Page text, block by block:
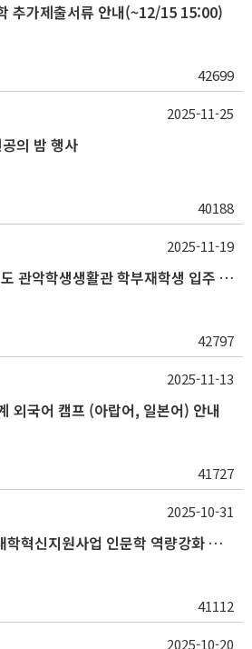
추가제출서류 안내(~12/15 15:00)
42699
의 밤 행사
40188
2025-11-25
(11/24~28) 2026학년도 관악학생생활관 학부재학생 입주 신청 일정 안내
42797
2025-11-19
외국어 캠프 (아랍어, 일본어) 안내
41727
2025-11-13
(~11/6) 2025학년도 대학혁신지원사업 인문학 역량강화 동계 인턴십 참가자 선발 안내
41112
2025-10-31
2025-10-20